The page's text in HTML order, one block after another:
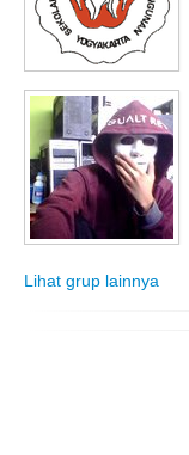
Lihat grup lainnya